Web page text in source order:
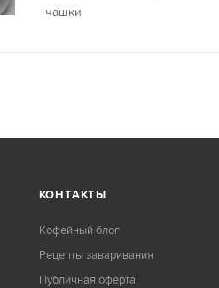
чашки
КОНТАКТЫ
Кофейный блог
Рецепты заваривания
Публичная оферта